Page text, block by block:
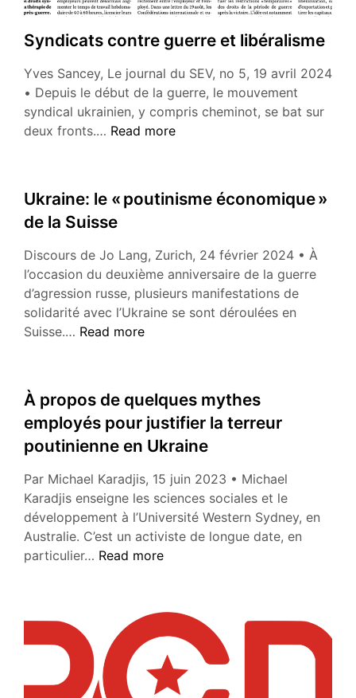
Syndicats contre guerre et libéralisme
Yves Sancey, Le journal du SEV, no 5, 19 avril 2024
• Depuis le début de la guerre, le mouvement
syndical ukrainien, y compris cheminot, se bat sur
deux fronts.… Syndicats
libéralisme
Read more
Ukraine: le « poutinisme économique »
de la Suisse
Discours de Jo Lang, Zurich, 24 février 2024 • À
l’occasion du deuxième anniversaire de la guerre
d’agression russe, plusieurs manifestations de
solidarité avec l’Ukraine se sont déroulées en
Suisse.… Ukraine:
économique »
de
la
Read more
À propos de quelques mythes
employés pour justifier la terreur
poutinienne en Ukraine
Par Michael Karadjis, 15 juin 2023 • Michael
Karadjis enseigne les sciences sociales et le
développement à l’Université Western Sydney, en
Australie. C’est un activiste de longue date, en
particulier… À
quelques
mythes
employés
pour
justifier
Read more